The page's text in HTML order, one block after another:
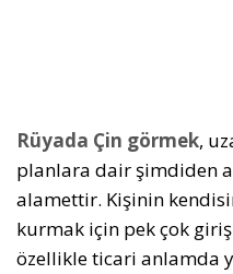
Rüyada Çin görmek,
planlara dair şimdiden
alamettir. Kişinin
kurmak için pek çok
özellikle ticari anlamda